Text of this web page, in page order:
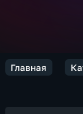
Главная